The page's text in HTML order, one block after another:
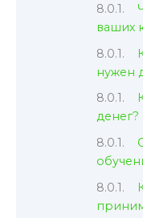
ваших
нужен
денег?